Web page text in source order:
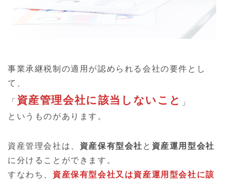
事業承継税制の適用が認められる会社の要件とし
て、
「 資産管理会社に該当しないこと
」
というものがあります。
資産管理会社は、 資産保有型会社 と 資産運用型会社
に分けることができます。
すなわち、 資産保有型会社又は資産運用型会社に該